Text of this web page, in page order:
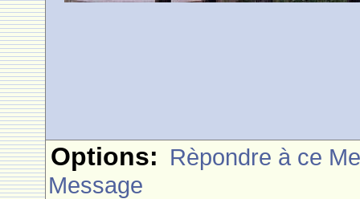
Options: Rèpondre à ce
Message